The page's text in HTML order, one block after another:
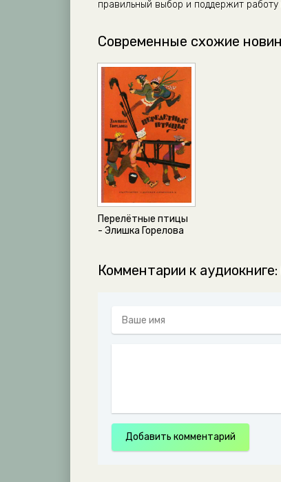
правильный выбор и поддержит
Современные схожие
Перелётные птицы
- Элишка Горелова
Комментарии к аудиокниге:
Добавить комментарий